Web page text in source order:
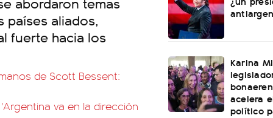
aliados,
fuerte hacia los
de Scott Bessent:
va en la dirección
Karina
acelera
político